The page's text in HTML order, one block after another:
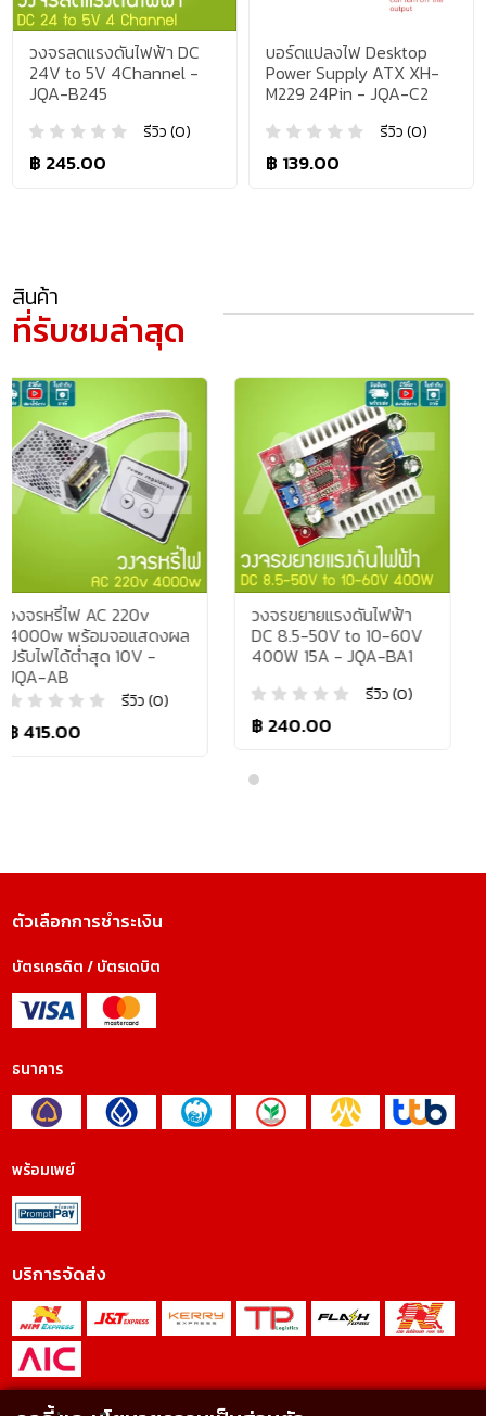
วงจรลดแรงดันไฟฟ้า DC
24V to 5V 4Channel -
JQA-B245
รีวิว (0)
฿ 245.00
บอร์ดแปลงไฟ Desktop
Power Supply ATX XH-
M229 24Pin - JQA-C2
รีวิว (0)
฿ 139.00
สินค้า
ที่รับชมล่าสุด
ดงผล
-
(0)
วงจรขยายแรงดันไฟฟ้า
DC 8.5-50V to 10-60V
400W 15A - JQA-BA1
รีวิว (0)
วงจรลดแรงดันไฟ
24V to 5V
JQA-B245
ตัวเลือกการชำระเงิน
บัตรเครดิต / บัตรเดบิต
ธนาคาร
พร้อมเพย์
บริการจัดส่ง